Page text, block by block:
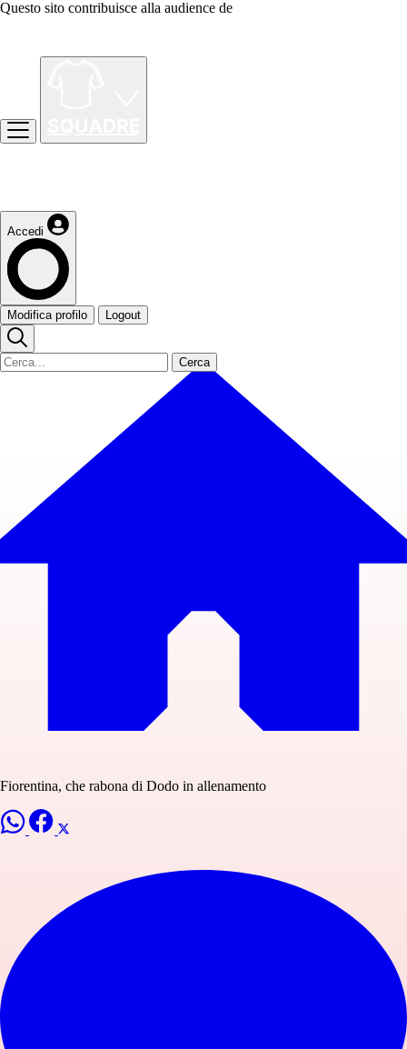
Questo sito contribuisce alla audience de
Accedi
Modifica profilo Logout
Cerca
Fiorentina, che rabona di Dodo in allenamento